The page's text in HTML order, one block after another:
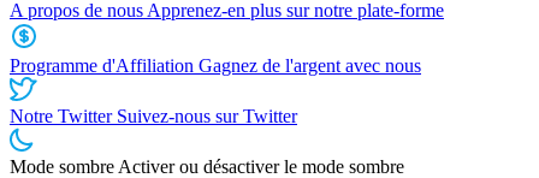
A propos de nous Apprenez-en plus sur notre plate-forme
Programme d'Affiliation Gagnez de l'argent avec nous
Notre Twitter Suivez-nous sur Twitter
Mode sombre Activer ou désactiver le mode sombre